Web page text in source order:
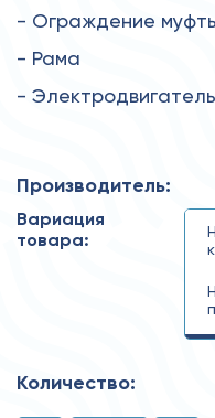
- Ограждение
- Рама
- Электродвигатель
Производитель:
Вариация
товара:
Количество: